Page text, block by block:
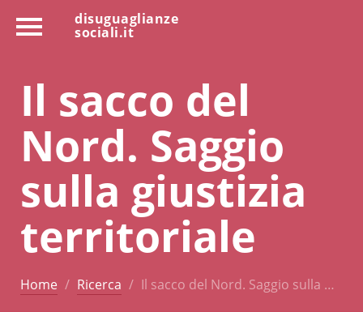
disuguaglianze
sociali.it
Il sacco del
Nord. Saggio
sulla giustizia
territoriale
Home Ricerca Il sacco del Nord. Saggio sulla …